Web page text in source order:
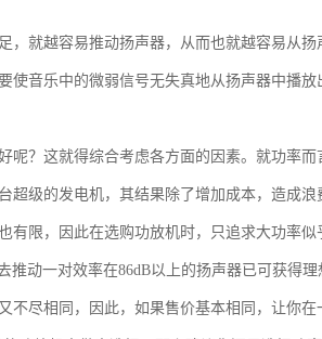
，就越容易推动扬声器，从而也就越容易从扬
使音乐中的微弱信号无失真地从扬声器中播放
呢？这就得综合考虑各方面的因素。就功率而
超级的发电机，其结果除了增加成本，造成浪
有限，因此在选购功放机时，只追求大功率似
动一对效率在86dB以上的扬声器已可获得理
不尽相同，因此，如果售价基本相同，让你在